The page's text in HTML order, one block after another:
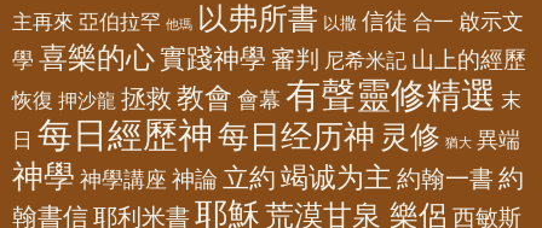
主再來 亞伯拉罕 他瑪 以弗所書 以撒 信徒 合一 啟示文
學 喜樂的心實踐神學 審判 尼希米記 山上的經歷
恢復 押沙龍 拯救 教會 會幕 有聲靈修精選 末
日 每日經歷神 每日经历神 灵修 猶大 異端
神學 神學講座 神論 立約 竭诚为主 約翰一書 約
翰書信耶利米書 耶穌荒漠甘泉 樂侶 西敏斯